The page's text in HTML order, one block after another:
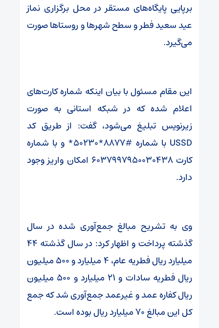
برپایی پایگاه‌های مستقر در محل برگزاری نماز
عید سعید فطر و سطح شهرها و روستاها صورت
می‌گیرد.
این مقام مسئول با بیان اینکه شماره کارت‌های
اعلام شده که در شبکه استانی به صورت
زیرنویس تبلیغ می‌شود، گفت: از طریق کد
USSD با شماره #۸۸۷۷*۵۰۲۳۰* و با شماره
کارت ۶۰۳۷۹۹۷۹۵۰۰۳۰۴۳۸ امکان واریز وجود
دارد.
وی به تشریح مبالغ جمع‌آوری شده در سال
گذشته پرداخت و اظهار کرد: در سال گذشته ۴۴
میلیارد ریال فطریه عام، ۴ میلیارد و ۵۰۰ میلیون
ریال فطریه سادات و ۲۱ میلیارد و ۵۰۰ میلیون
ریال کفاره عمد و غیرعمد جمع‌آوری شد که جمع
کل این مبالغ ۷۰ میلیارد ریال بوده است.